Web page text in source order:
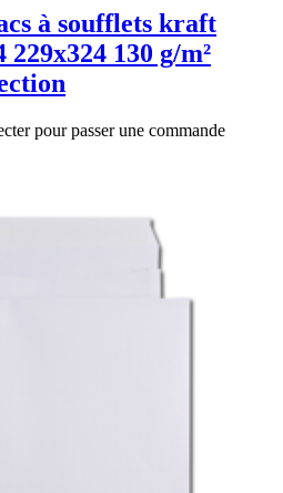
à soufflets kraft
130 g/m²
pour passer une commande